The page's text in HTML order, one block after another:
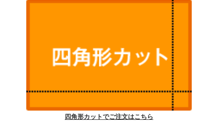
四角形カットでご注文はこちら